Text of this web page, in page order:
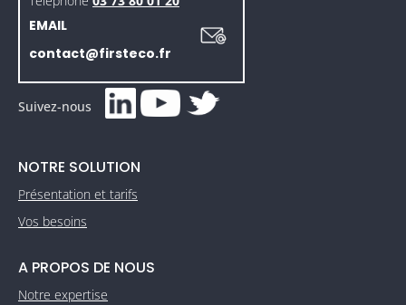
EMAIL
contact@firsteco.fr
Suivez-nous
NOTRE SOLUTION
Présentation et tarifs
Vos besoins
A PROPOS DE NOUS
Notre expertise